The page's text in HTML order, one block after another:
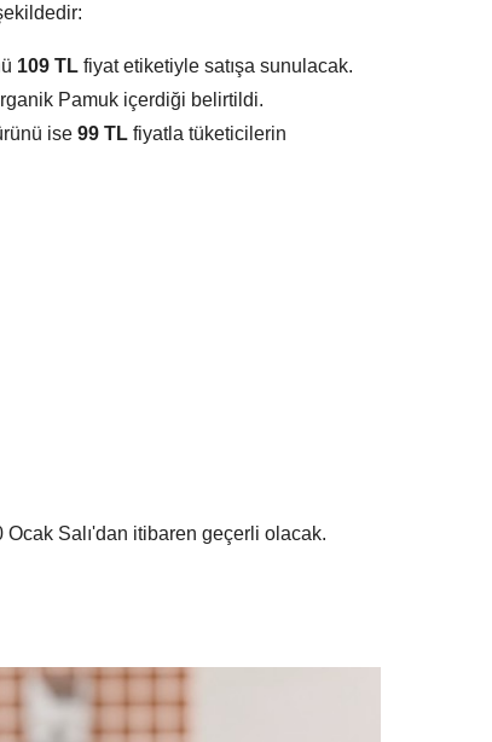
109 TL fiyat etiketiyle satışa sunulacak.
Pamuk içerdiği belirtildi.
ise 99 TL fiyatla tüketicilerin
Ocak Salı'dan itibaren geçerli olacak.